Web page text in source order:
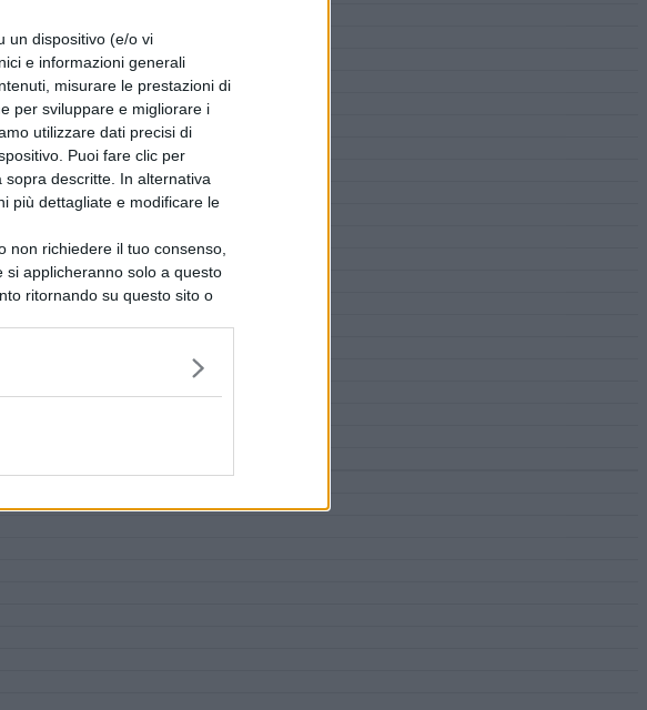
un dispositivo (e/o vi
e informazioni generali
misurare le prestazioni di
per sviluppare e migliorare i
utilizzare dati precisi di
Puoi fare clic per
descritte. In alternativa
più dettagliate e modificare le
non richiedere il tuo consenso,
applicheranno solo a questo
ritornando su questo sito o